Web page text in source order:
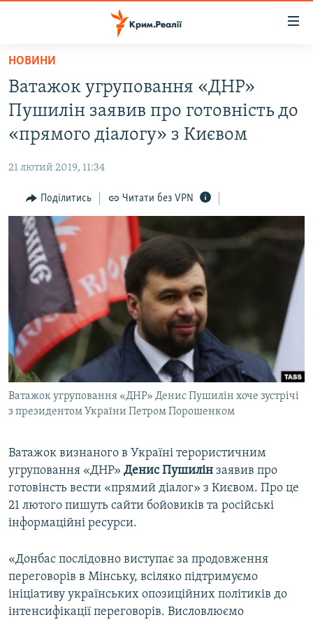
Перейти
основного
матеріалу
Перейти
до
основної
Перейти
до
пошуку
ВІДЕО ТА ФОТО
БЛОГИ
ПОГЛЯД
ІНТЕРВ'Ю
ВСЕ ЗА ДЕНЬ
СПЕЦПРОЕКТИ
ДЕПОРТАЦІЯ
ВІДЕОУРОКИ «ELIFBE»
СВІДЧЕННЯ ОКУПАЦІЇ
УКРАЇНСЬКА ПРОБЛЕМА КРИМУ
ІНФОГРАФІКА
ЯК ОБІЙТИ БЛОКУВАННЯ
Русский
Qırımtatar
ДОЛУЧАЙСЯ!
Усі сайти RFE/RL
НОВИНИ
Ватажок угруповання «ДНР»
Пушилін заявив про готовність до
«прямого діалогу» з Києвом
21 лютий 2019, 11:34
Поділитись Читати без VPN
Ватажок угруповання «ДНР» Денис Пушилін хоче зустрічі
з президентом України Петром Порошенком
Ватажок визнаного в Україні терористичним
угруповання «ДНР» Денис Пушилін заявив про
готовінсть вести «прямий діалог» з Києвом. Про це
21 лютого пишуть сайти бойовиків та російські
інформаційні ресурси.
«Донбас послідовно виступає за продовження
переговорів в Мінську, всіляко підтримуємо
ініціативу українських опозиційних політиків до
інтенсифікації переговорів. Висловлюємо